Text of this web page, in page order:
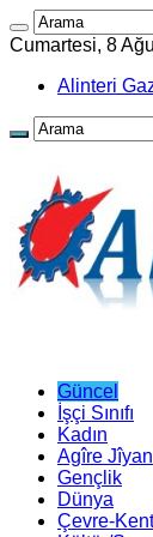
Cumartesi, 8
Alinteri
Güncel
İşçi Sınıfı
Kadın
Agîre Jîyan
Gençlik
Dünya
Çevre-Kent